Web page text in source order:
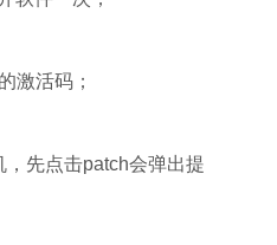
激活码；
先点击patch会弹出提